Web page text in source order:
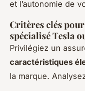
et l’autonomie de
Critères clés
spécialisé Tesla
Privilégiez un
caractéristiques
la marque.